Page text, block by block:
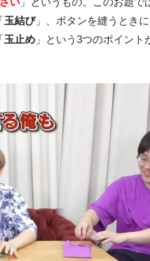
玉結び」、ボタンを縫うとき
玉止め 」という3つのポイント